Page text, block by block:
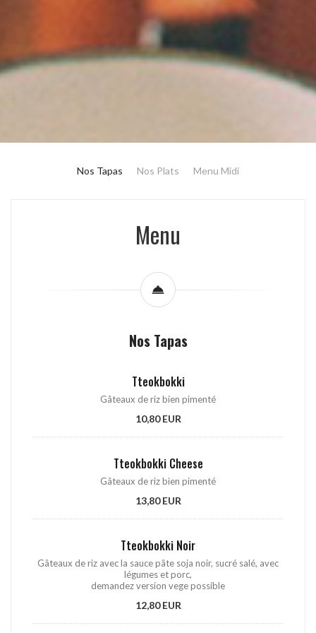
Nos Tapas Nos Plats Menu Midi
Menu
Nos Tapas
Tteokbokki
Gâteaux de riz bien pimenté
10,80 EUR
Tteokbokki Cheese
Gâteaux de riz bien pimenté
13,80 EUR
Tteokbokki Noir
Gâteaux de riz avec la sauce pâte soja noir, sucré salé, avec
légumes et porc,
demandez version vege possible
12,80 EUR